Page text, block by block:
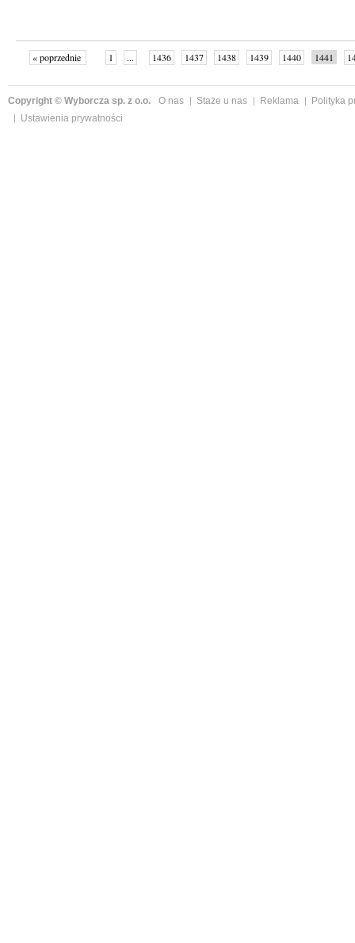
« poprzednie 1 ... 1436 1437 1438 1439 1440 1441
Copyright © Wyborcza sp. z o.o. O nas Staże u nas Reklama
Polityka
Ustawienia prywatności